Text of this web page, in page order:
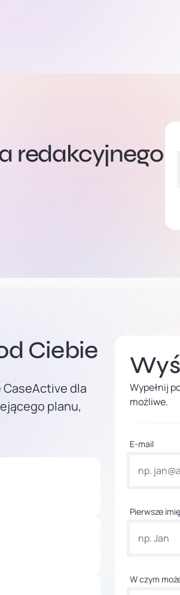
redakcyjnego
Ciebie
dla
planu,
Wypełnij
możliwe.
E-mail
Pierwsze imię
W czym